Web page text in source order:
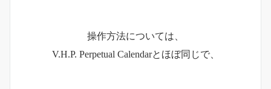
操作方法については、
V.H.P. Perpetual Calendarとほぼ同じで、